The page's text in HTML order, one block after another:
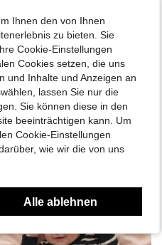
6,55€ sparen
Lullasweet
SHEIN Koreanischer Stil Baby-Outfit-Set mit Cartoon Bär besticktem Sweatshirt und passender bequemer langer Lässig Hose, 2 Stücke
13,55€
Ihnen den von Ihnen
zu bieten. Sie
Cookie-Einstellungen
Cookies setzen, die uns
und Inhalte und Anzeigen an
lassen Sie nur die
Sie können diese in den
beeinträchtigen kann. Um
Cookie-Einstellungen
wie wir die von uns
Alle ablehnen